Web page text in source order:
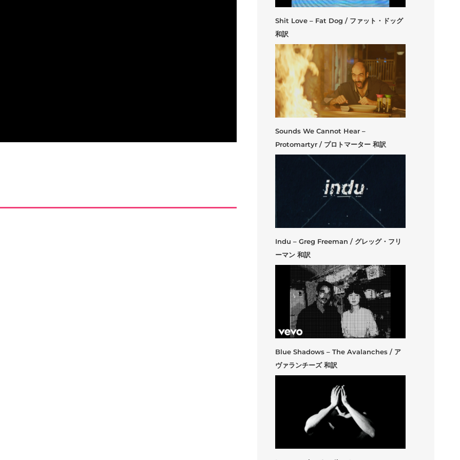
Shit Love – Fat Dog / ファット・ドッグ
和訳
Sounds We Cannot Hear –
Protomartyr / プロトマーター 和訳
Indu – Greg Freeman / グレッグ・フリ
ーマン 和訳
Blue Shadows – The Avalanches / ア
ヴァランチーズ 和訳